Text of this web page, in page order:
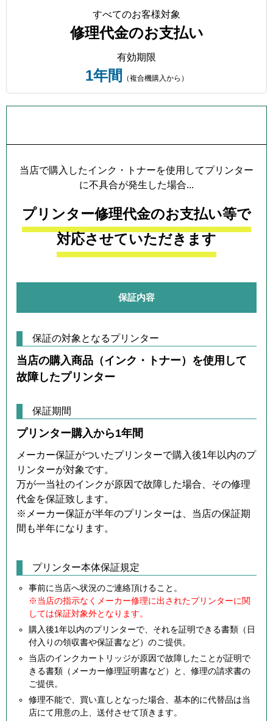
すべてのお客様対象
修理代金のお支払い
有効期限
1年間 （複合機購入から）
当店で購入したインク・トナーを使用してプリンター
に不具合が発生した場合...
プリンター修理代金のお支払い等で
対応させていただきます
保証内容
保証の対象となるプリンター
当店の購入商品（インク・トナー）を使用して
故障したプリンター
保証期間
プリンター購入から1年間
メーカー保証がついたプリンターで購入後1年以内のプ
リンターが対象です。
万が一当社のインクが原因で故障した場合、その修理
代金を保証致します。
※メーカー保証が半年のプリンターは、当店の保証期
間も半年になります。
プリンター本体保証規定
事前に当店へ状況のご連絡頂けること。
※当店の指示なくメーカー修理に出されたプリンターに関
しては保証対象外となります。
購入後1年以内のプリンターで、それを証明できる書類（日
付入りの領収書や保証書など）のご提供。
当店のインクカートリッジが原因で故障したことが証明で
きる書類（メーカー修理証明書など）と、修理の請求書の
ご提供。
修理不能で、買い直しとなった場合、基本的に代替品は当
店にて用意の上、送付させて頂きます。